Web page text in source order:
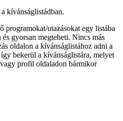
kívánságlistádban.
programokat/utazásokat egy listába
gyorsan megteheti. Nincs más
oldalon a kívánságlistához adni a
bekerül a kívánságlistára, melyet
profil oldaladon bármikor